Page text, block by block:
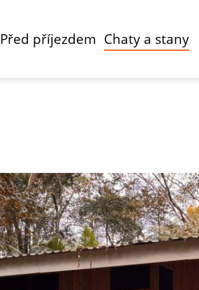
Před příjezdem Chaty a stany